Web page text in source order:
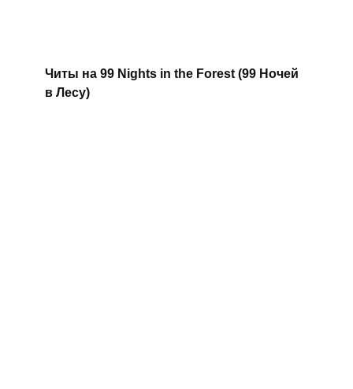
Читы на 99 Nights in the Forest (99 Ночей
в Лесу)